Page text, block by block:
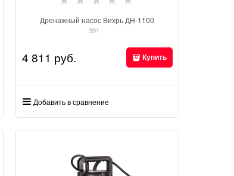
Дренажный насос Вихрь ДН-1100
391
4 811 руб. Купить
Добавить в сравнение